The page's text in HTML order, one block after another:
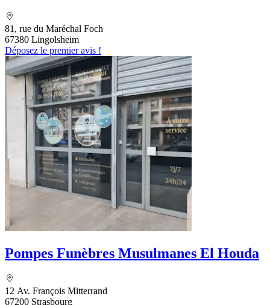
81, rue du Maréchal Foch
67380 Lingolsheim
Déposez le premier avis !
Pompes Funèbres Musulmanes El Houda
12 Av. François Mitterrand
67200 Strasbourg